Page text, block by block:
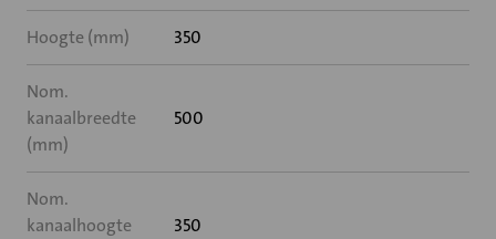
Hoogte (mm) 350
Nom.
kanaalbreedte
(mm)
500
Nom.
kanaalhoogte
350